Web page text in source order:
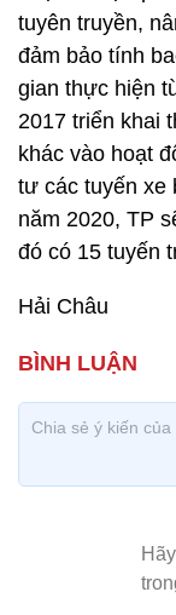
tuyên truyền,
đảm bảo tính
gian thực hiện
2017 triển khai
khác vào hoạt
tư các tuyến xe
năm 2020, TP
đó có 15 tuyến
Hải Châu